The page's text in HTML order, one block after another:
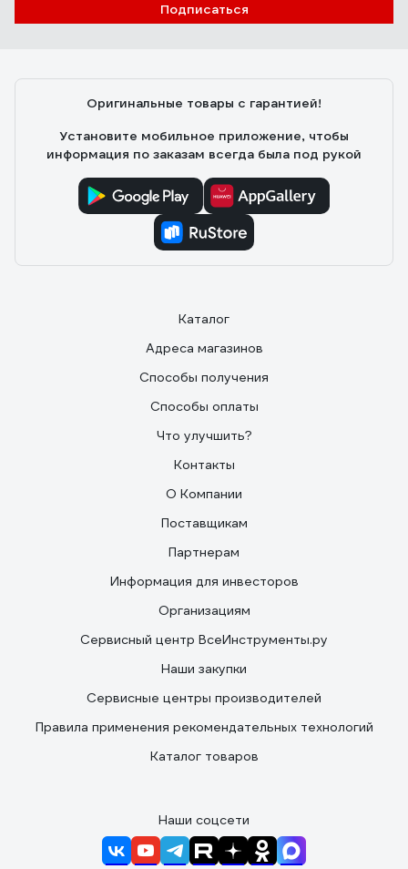
Подписаться
Оригинальные товары с гарантией!
Установите мобильное приложение, чтобы
информация по заказам всегда была под рукой
Каталог
Адреса магазинов
Способы получения
Способы оплаты
Что улучшить?
Контакты
О Компании
Поставщикам
Партнерам
Информация для инвесторов
Организациям
Сервисный центр ВсеИнструменты.ру
Наши закупки
Сервисные центры производителей
Правила применения рекомендательных технологий
Каталог товаров
Наши соцсети